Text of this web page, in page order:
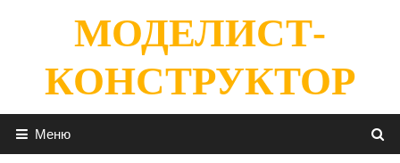
содержимомуМОДЕЛИСТ-
КОНСТРУКТОР
Меню